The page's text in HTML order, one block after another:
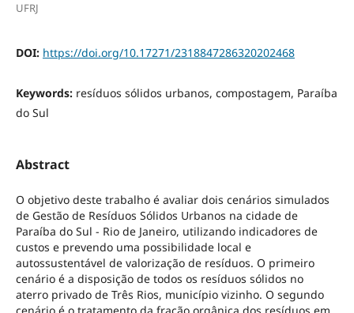
UFRJ
DOI: https://doi.org/10.17271/2318847286320202468
Keywords: resíduos sólidos urbanos, compostagem, Paraíba
do Sul
Abstract
O objetivo deste trabalho é avaliar dois cenários simulados
de Gestão de Resíduos Sólidos Urbanos na cidade de
Paraíba do Sul - Rio de Janeiro, utilizando indicadores de
custos e prevendo uma possibilidade local e
autossustentável de valorização de resíduos. O primeiro
cenário é a disposição de todos os resíduos sólidos no
aterro privado de Três Rios, município vizinho. O segundo
cenário é o tratamento da fração orgânica dos resíduos em